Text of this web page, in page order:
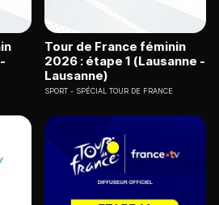
Tour de France féminin
2026 : étape 1 (Lausanne -
Lausanne)
SPORT SPÉCIAL TOUR DE FRANCE